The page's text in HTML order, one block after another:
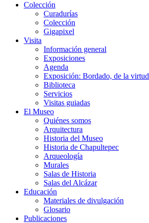
Colección
Curadurías
Colección
Gigapixel
Visita
Información general
Exposiciones
Agenda
Exposición: Bordado, de la virtud
Biblioteca
Servicios
Visitas guiadas
El Museo
Quiénes somos
Arquitectura
Historia del Museo
Historia de Chapultepec
Arqueología
Murales
Salas de Historia
Salas del Alcázar
Educación
Materiales de divulgación
Glosario
Publicaciones